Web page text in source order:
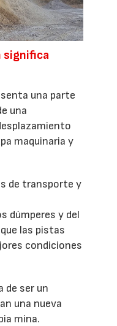
significa
una parte
una
maquinaria y
de transporte y
dúmperes y del
las pistas
condiciones
de ser un
una nueva
mina.